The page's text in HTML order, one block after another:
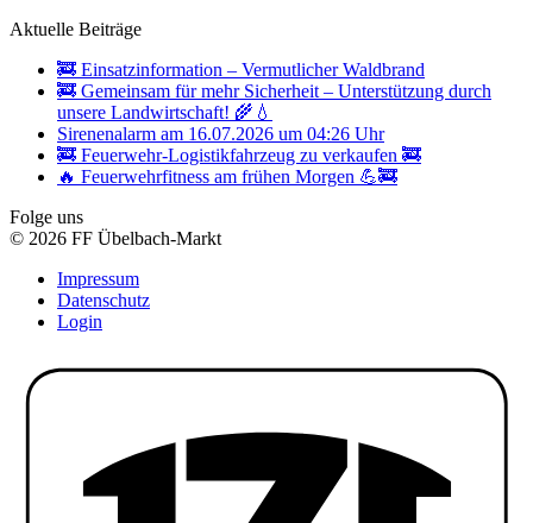
Aktuelle Beiträge
🚒 Einsatzinformation – Vermutlicher Waldbrand
🚒 Gemeinsam für mehr Sicherheit – Unterstützung durch
unsere Landwirtschaft! 🌾💧
Sirenenalarm am 16.07.2026 um 04:26 Uhr
🚒 Feuerwehr-Logistikfahrzeug zu verkaufen 🚒
🔥 Feuerwehrfitness am frühen Morgen 💪🚒
Folge uns
© 2026 FF Übelbach-Markt
Impressum
Datenschutz
Login